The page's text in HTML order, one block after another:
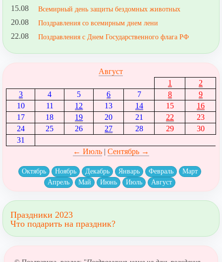
15.08 Всемирный день защиты бездомных животных
20.08 Поздравления со всемирным днем лени
22.08 Поздравления с Днем Государственного флага РФ
Август
1
2
3
4 5 6 7 8
9
10
11 12 13 14 15
16
17
18 19 20 21 22
23
24
25 26 27 28 29
30
31
← Июль| Сентябрь →
Октябрь Ноябрь Декабрь Январь Февраль
Март
Апрель
Май Июнь Июль Август
Праздники 2023
Что подарить на праздник?